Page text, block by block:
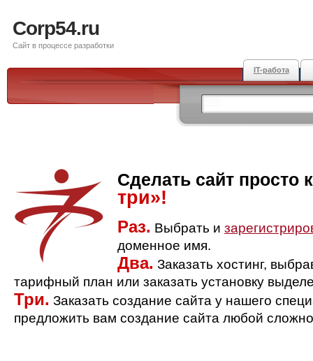
Corp54.ru
Сайт в процессе разработки
IT-работа
Сделать сайт просто
три»!
Раз. Выбрать и
доменное имя.
Два. Заказать хостинг,
тарифный план или заказать установку
Три. Заказать создание сайта у нашего
предложить вам создание сайта любой